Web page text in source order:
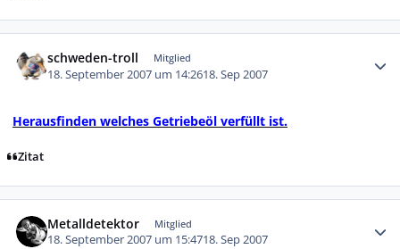
schweden-troll Mitglied
18. September 2007 um 14:2618. Sep 2007
Herausfinden welches Getriebeöl verfüllt ist.
Zitat
Metalldetektor Mitglied
18. September 2007 um 15:4718. Sep 2007